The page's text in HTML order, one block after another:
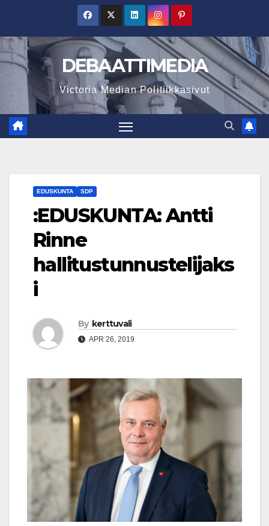
content
DEBAATTIMEDIA
Victoria Median Politiikkasivut
EDUSKUNTA SDP
:EDUSKUNTA: Antti
Rinne
hallitustunnustelijaks
i
By kerttuvali
APR 26, 2019